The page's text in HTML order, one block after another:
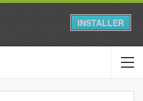
INSTALLER